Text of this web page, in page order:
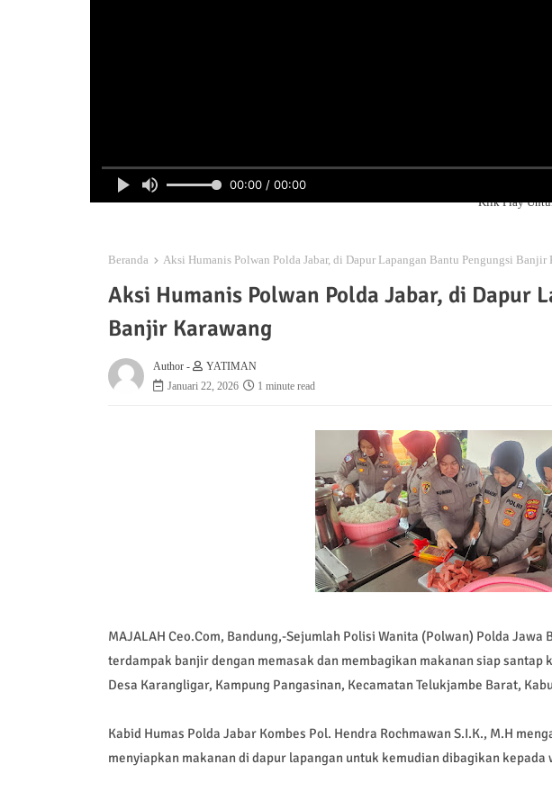
00:00 / 00:00
Klik Play
Beranda Aksi Humanis Polwan Polda Jabar, di Dapur Lapangan Bantu Pengungsi Banjir
Aksi Humanis Polwan Polda Jabar, di Dapur
Banjir Karawang
Author -
YATIMAN
Januari 22, 2026
1 minute read
MAJALAH Ceo.Com, Bandung,-Sejumlah Polisi Wanita (Polwan) Polda
terdampak banjir dengan memasak dan membagikan makanan siap santap
Desa Karangligar, Kampung Pangasinan, Kecamatan Telukjambe Barat,
Kabid Humas Polda Jabar Kombes Pol. Hendra Rochmawan S.I.K., M.H
menyiapkan makanan di dapur lapangan untuk kemudian dibagikan